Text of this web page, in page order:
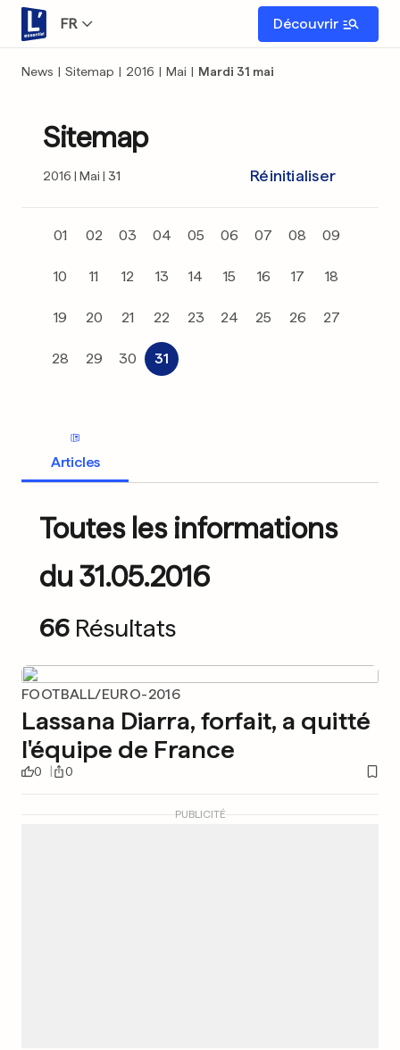
FR Découvrir
News | Sitemap | 2016 | Mai | Mardi 31 mai
Sitemap
2016 Mai 31 Réinitialiser
01 02 03 04 05 06 07 08 09
10 11 12 13 14 15 16 17 18
19 20 21 22 23 24 25 26 27
28 29 30 31
Articles
Toutes les informations
du 31.05.2016
66 Résultats
FOOTBALL/EURO-2016
Lassana Diarra, forfait, a quitté
l'équipe de France
0 0
PUBLICITÉ